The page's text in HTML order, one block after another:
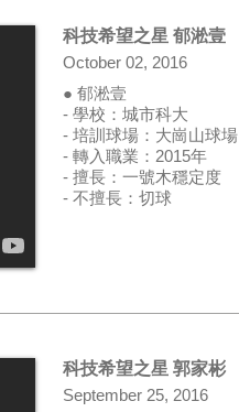
科技希望之星 郁淞壹
October 02, 2016
● 郁淞壹
- 學校：城市科大
- 培訓球場：大崗山球場
- 轉入職業：2015年
- 擅長：一號木穩定度
- 不擅長：切球
科技希望之星 郭家彬
September 25, 2016